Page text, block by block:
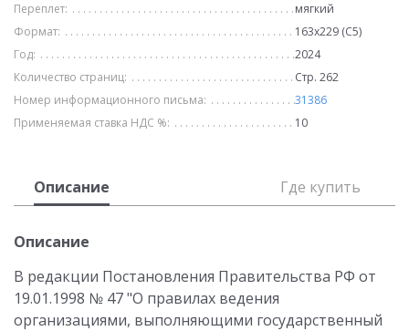
Переплет:
мягкий
Формат:
163х229 (С5)
Год:
2024
Количество страниц:
Стр. 262
Номер информационного письма:
31386
Применяемая ставка НДС %:
10
Описание Где купить
Описание
В редакции Постановления Правительства РФ от
19.01.1998 № 47 "О правилах ведения
организациями, выполняющими государственный